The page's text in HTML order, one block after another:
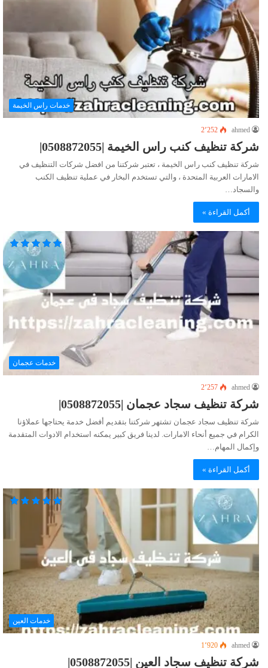
خدمات راس الخيمة
ahmed 2٬252
شركة تنظيف كنب راس الخيمة |0508872055|
شركة تنظيف كنب راس الخيمة ، تعتبر شركتنا من افضل شركات التنظيف في
الامارات العربية المتحدة ، والتي تستخدم البخار في عملية تنظيف الكنب
والسجاد…
أكمل القراءة »
خدمات عجمان
ahmed 2٬257
شركة تنظيف سجاد عجمان |0508872055|
شركة تنظيف سجاد عجمان تشتهر شركتنا بتقديم أفضل خدمة يحتاجها عملاؤنا
الكرام في جميع أنحاء الامارات. لدينا فريق كبير يمكنه استخدام الادوات المتقدمة
وإكمال المهام…
أكمل القراءة »
خدمات العين
ahmed 1٬920
شركة تنظيف سجاد العين |0508872055|